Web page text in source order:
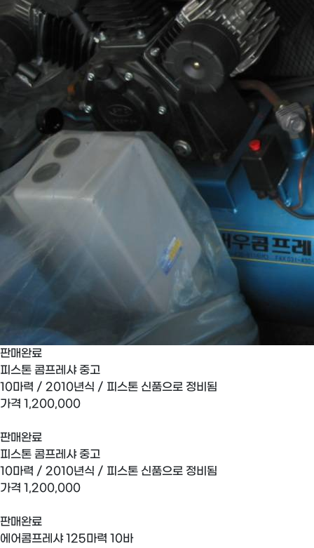
판매완료
피스톤 콤프레샤 중고
10마력 / 2010년식 / 피스톤 신품으로 정비됨
가격 1,200,000
판매완료
피스톤 콤프레샤 중고
10마력 / 2010년식 / 피스톤 신품으로 정비됨
가격 1,200,000
판매완료
에어콤프레샤 125마력 10바